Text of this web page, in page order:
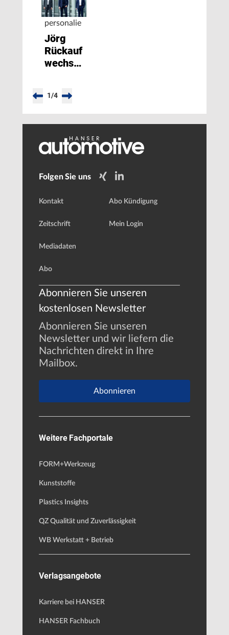
personalie
Jörg
Rückauf
wechselt
zu
Hirschvogel
1/4
Folgen Sie uns
Kontakt
Zeitschrift
Mediadaten
Abo
Abo Kündigung
Mein Login
Abonnieren Sie unseren
kostenlosen Newsletter
Abonnieren Sie unseren
Newsletter und wir liefern die
Nachrichten direkt in Ihre
Mailbox.
Abonnieren
Weitere Fachportale
FORM+Werkzeug
Kunststoffe
Plastics Insights
QZ Qualität und Zuverlässigkeit
WB Werkstatt + Betrieb
Verlagsangebote
Karriere bei HANSER
HANSER Fachbuch